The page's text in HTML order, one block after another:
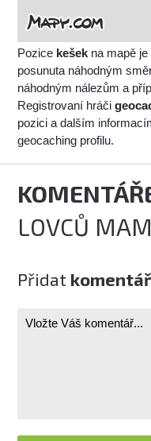
Pozice kešek na mapě
posunuta náhodným
náhodným nálezům a
Registrovaní hráči
pozici a dalším
geocaching profilu.
LOVCŮ
Přidat komentář